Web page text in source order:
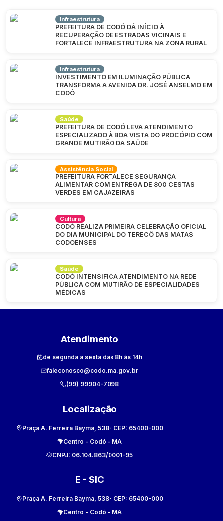
Infraestrutura
PREFEITURA DE CODÓ DÁ INÍCIO À
RECUPERAÇÃO DE ESTRADAS VICINAIS E
FORTALECE INFRAESTRUTURA NA ZONA RURAL
Infraestrutura
INVESTIMENTO EM ILUMINAÇÃO PÚBLICA
TRANSFORMA A AVENIDA DR. JOSÉ ANSELMO EM
CODÓ
Saúde
PREFEITURA DE CODÓ LEVA ATENDIMENTO
ESPECIALIZADO À BOA VISTA DO PROCÓPIO COM
GRANDE MUTIRÃO DA SAÚDE
Assistência Social
PREFEITURA FORTALECE SEGURANÇA
ALIMENTAR COM ENTREGA DE 800 CESTAS
VERDES EM CAJAZEIRAS
Cultura
CODÓ REALIZA PRIMEIRA CELEBRAÇÃO OFICIAL
DO DIA MUNICIPAL DO TERECÔ DAS MATAS
CODOENSES
Saúde
CODÓ INTENSIFICA ATENDIMENTO NA REDE
PÚBLICA COM MUTIRÃO DE ESPECIALIDADES
MÉDICAS
Atendimento
de segunda a sexta das 8h às 14h
faleconosco@codo.ma.gov.br
(99) 99904-7098
Localização
Praça A. Ferreira Bayma, 538- CEP: 65400-000
Centro - Codó - MA
CNPJ: 06.104.863/0001-95
E - SIC
Praça A. Ferreira Bayma, 538- CEP: 65400-000
Centro - Codó - MA